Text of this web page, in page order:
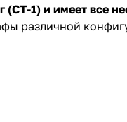
(СТ-1) и имеет все
различной